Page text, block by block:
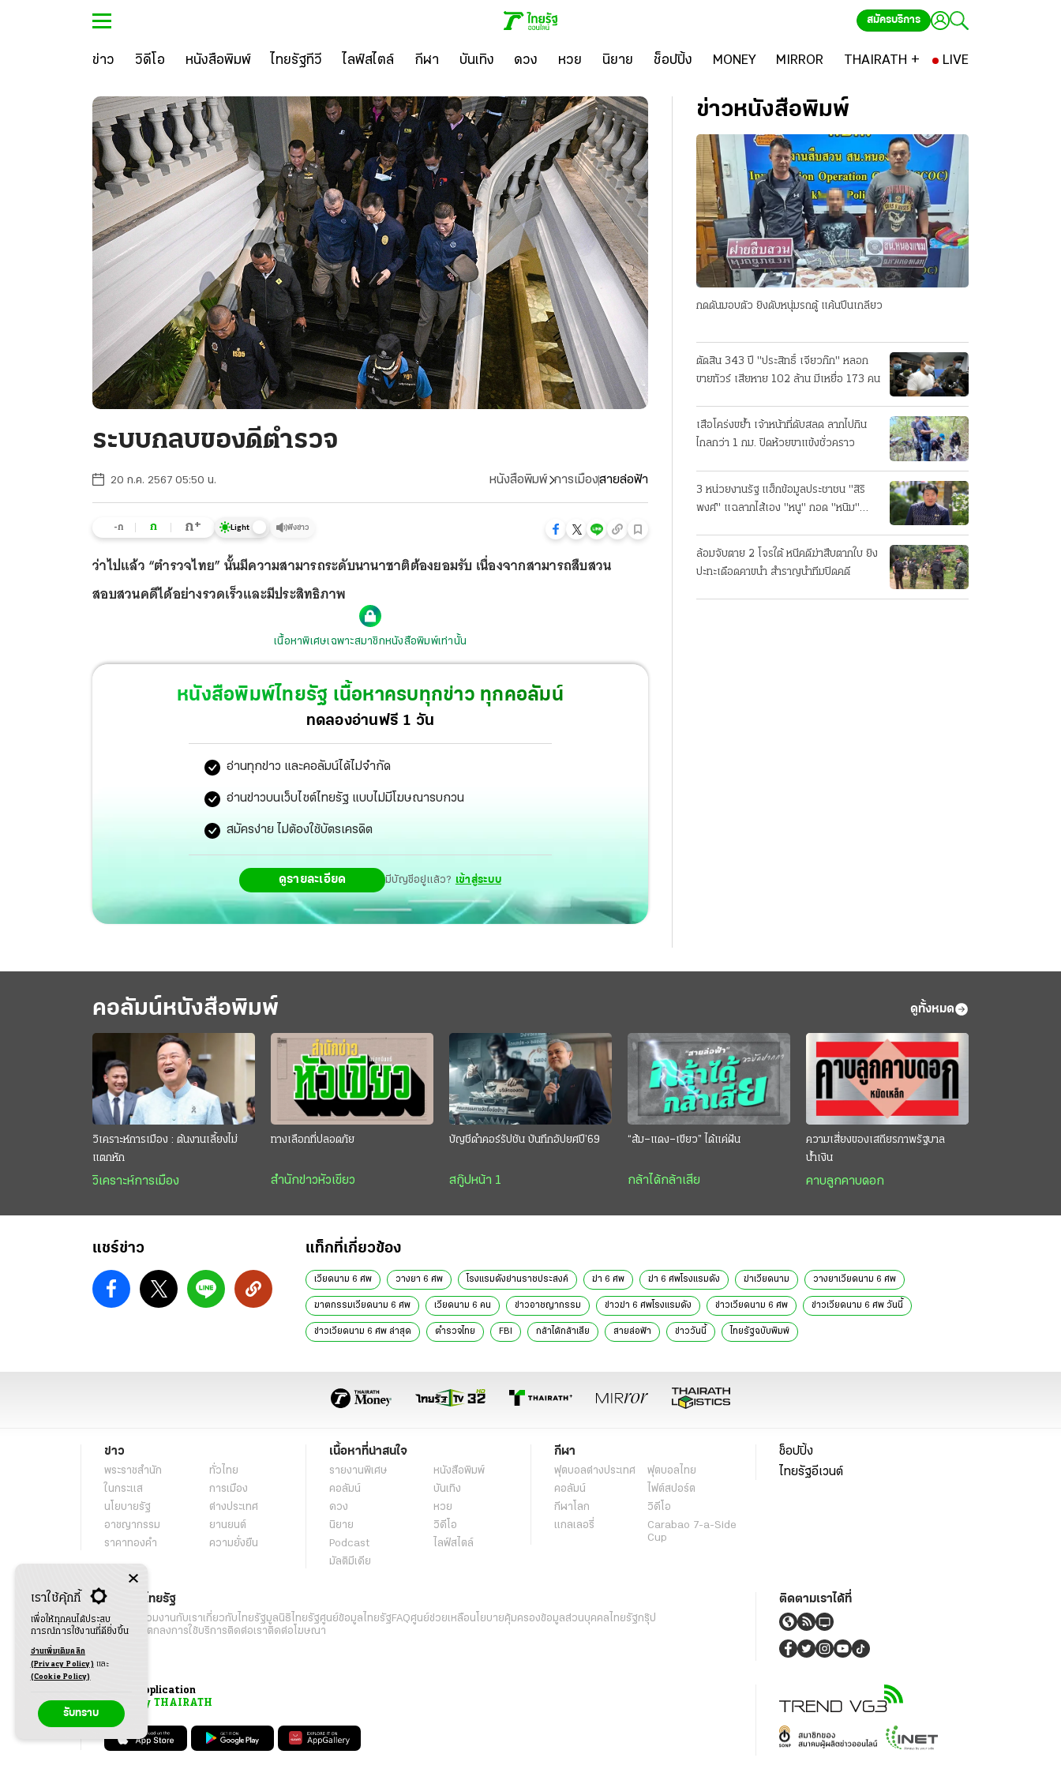
สมัครบริการ
ข่าว วิดีโอ หนังสือพิมพ์ ไทยรัฐทีวี ไลฟ์สไตล์ กีฬา บันเทิง ดวง หวย นิยาย ช็อปปิ้ง MONEY MIRROR THAIRATH + LIVE
ระบบกลบของดีตำรวจ
20 ก.ค. 2567 05:50 น. หนังสือพิมพ์ การเมืองสายล่อฟ้า
-ก ก ก+ Light ฟังข่าว
ว่าไปแล้ว “ตำรวจไทย” นั้นมีความสามารถระดับนานาชาติต้องยอมรับ เนื่องจากสามารถสืบสวน
สอบสวนคดีได้อย่างรวดเร็วและมีประสิทธิภาพ
เนื้อหาพิเศษเฉพาะสมาชิกหนังสือพิมพ์เท่านั้น
หนังสือพิมพ์ไทยรัฐ เนื้อหาครบทุกข่าว ทุกคอลัมน์
ทดลองอ่านฟรี 1 วัน
อ่านทุกข่าว และคอลัมน์ได้ไม่จำกัด
อ่านข่าวบนเว็บไซต์ไทยรัฐ แบบไม่มีโฆษณารบกวน
สมัครง่าย ไม่ต้องใช้บัตรเครดิต
ดูรายละเอียด มีบัญชีอยู่แล้ว? เข้าสู่ระบบ
ข่าวหนังสือพิมพ์
กดดันมอบตัว ยิงดับหนุ่มรถตู้ แค้นปีนเกลียว
ตัดสิน 343 ปี "ประสิทธิ์ เจียวก๊ก" หลอก
ขายทัวร์ เสียหาย 102 ล้าน มีเหยื่อ 173 คน
เสือโคร่งขย้ำ เจ้าหน้าที่ดับสลด ลากไปกิน
ไกลกว่า 1 กม. ปิดห้วยขาแข้งชั่วคราว
3 หน่วยงานรัฐ แฮ็กข้อมูลประชาชน "สิริ
พงศ์" แฉลากไส้เอง "หนู" กอด "หนิม"
ล้อมจับตาย 2 โจรใต้ หนีคดีฆ่าสืบตากใบ ยิง
ปะทะเดือดคาขนำ สำราญนำทีมปิดคดี
คอลัมน์หนังสือพิมพ์ ดูทั้งหมด
วิเคราะห์การเมือง : ต้นงานเลี้ยงไม่
แตกหัก
วิเคราะห์การเมือง
ทางเลือกที่ปลอดภัย
สำนักข่าวหัวเขียว
บัญชีดำคอร์รัปชัน บันทึกอัปยศปี’69
สกู๊ปหน้า 1
“ส้ม–แดง–เขียว” ได้แค่ฝัน
กล้าได้กล้าเสีย
ความเสี่ยงของเสถียรภาพรัฐบาล
น้ำเงิน
คาบลูกคาบดอก
แชร์ข่าว แท็กที่เกี่ยวข้อง
เวียดนาม 6 ศพ วางยา 6 ศพ โรงแรมดังย่านราชประสงค์ ฆ่า 6 ศพ ฆ่า 6 ศพโรงแรมดัง ฆ่าเวียดนาม วางยาเวียดนาม 6 ศพ
ฆาตกรรมเวียดนาม 6 ศพ เวียดนาม 6 คน ข่าวอาชญากรรม ข่าวฆ่า 6 ศพโรงแรมดัง ข่าวเวียดนาม 6 ศพ ข่าวเวียดนาม 6 ศพ วันนี้
ข่าวเวียดนาม 6 ศพ ล่าสุด ตำรวจไทย FBI กล้าได้กล้าเสีย สายล่อฟ้า ข่าววันนี้ ไทยรัฐฉบับพิมพ์
ข่าว
พระราชสำนัก
ทั่วไทย
ในกระแส
การเมือง
นโยบายรัฐ
ต่างประเทศ
อาชญากรรม
ยานยนต์
ราคาทองคำ
ความยั่งยืน
เนื้อหาที่น่าสนใจ
รายงานพิเศษ
หนังสือพิมพ์
คอลัมน์
บันเทิง
ดวง
หวย
นิยาย
วิดีโอ
Podcast
ไลฟ์สไตล์
มัลติมีเดีย
กีฬา
ฟุตบอลต่่างประเทศ
ฟุตบอลไทย
คอลัมน์
ไฟต์สปอร์ต
กีฬาโลก
วิดีโอ
แกลเลอรี่
Carabao 7-a-Side
Cup
ช็อปปิ้ง
ไทยรัฐอีเวนต์
เกี่ยวกับไทยรัฐ
กิจกรรม ร่วมงานกับเราเกี่ยวกับไทยรัฐมูลนิธิไทยรัฐศูนย์ข้อมูลไทยรัฐFAQศูนย์ช่วยเหลือนโยบายคุ้มครองข้อมูลส่วนบุคคลไทยรัฐกรุ๊ป
เงื่อนไขข้อตกลงการใช้บริการติดต่อเราติดต่อโฆษณา
ติดตามเราได้ที่
Application
My THAIRATH
เราใช้คุ้กกี้
เพื่อให้ทุกคนได้ประสบ
การณ์การใช้งานที่ดียิ่งขึ้น
อ่านเพิ่มเติมคลิก
(Privacy Policy) และ
(Cookie Policy)
รับทราบ